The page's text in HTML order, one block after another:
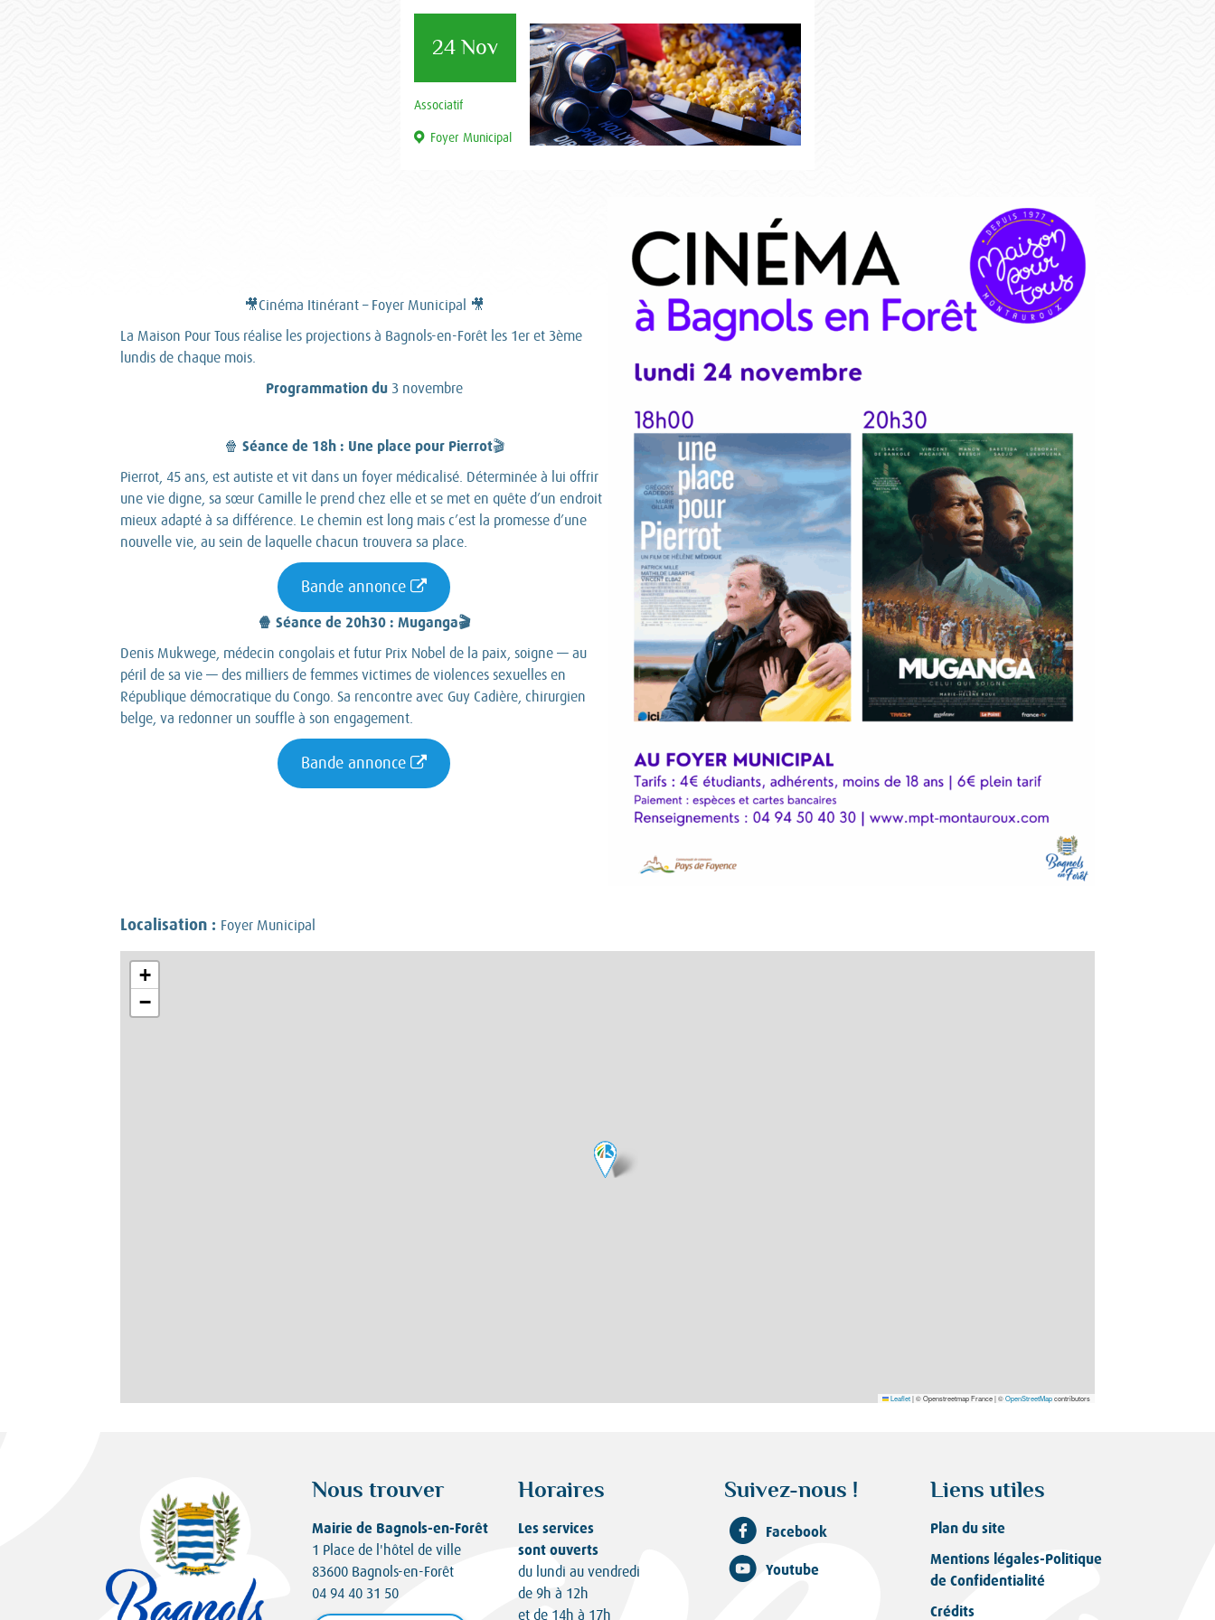
24 Nov
Associatif
Foyer Municipal
🎥Cinéma Itinérant – Foyer Municipal 🎥
La Maison Pour Tous réalise les projections à Bagnols-en-Forêt les 1er et 3ème
lundis de chaque mois.
Programmation du 3 novembre
🍿 Séance de 18h : Une place pour Pierrot🎬
Pierrot, 45 ans, est autiste et vit dans un foyer médicalisé. Déterminée à lui offrir
une vie digne, sa sœur Camille le prend chez elle et se met en quête d’un endroit
mieux adapté à sa différence. Le chemin est long mais c’est la promesse d’une
nouvelle vie, au sein de laquelle chacun trouvera sa place.
Bande annonce
🍿 Séance de 20h30 : Muganga🎬
Denis Mukwege, médecin congolais et futur Prix Nobel de la paix, soigne — au
péril de sa vie — des milliers de femmes victimes de violences sexuelles en
République démocratique du Congo. Sa rencontre avec Guy Cadière, chirurgien
belge, va redonner un souffle à son engagement.
Bande annonce
Localisation : Foyer Municipal
+
−
Leaflet|© Openstreetmap France | ©OpenStreetMapcontributors
Nous trouver
Mairie de Bagnols-en-Forêt
1 Place de l'hôtel de ville
83600 Bagnols-en-Forêt
04 94 40 31 50
Horaires
Les services
sont ouverts
du lundi au vendredi
de 9h à 12h
et de 14h à 17h
Suivez-nous !
Facebook
Youtube
Liens utiles
Plan du site
Mentions légales-Politique
de Confidentialité
Crédits